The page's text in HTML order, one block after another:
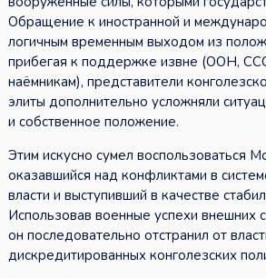
Обращение к иностранной и
логичным временным выходом из
прибегая к поддержке извне (ООН,
наёмникам), представители
элиты дополнительно усложняли
и собственное положение.
Этим искусно сумел воспользоваться
оказавшийся над конфликтами в
власти и выступивший в качестве
Использовав военные успехи внешних
он последовательно отстранил от
дискредитированных конголезских